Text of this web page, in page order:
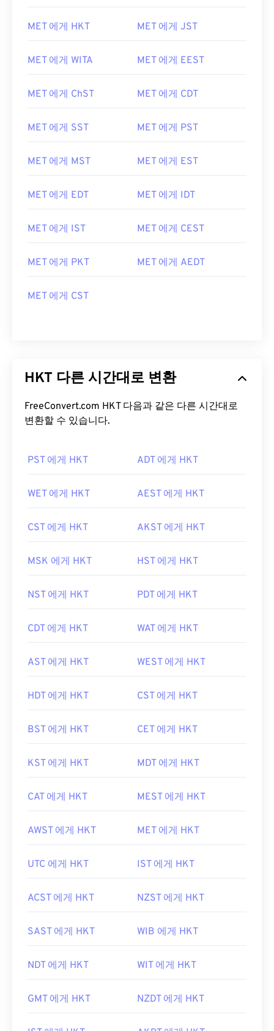
MET 에게 HKT MET 에게 JST
MET 에게 WITA MET 에게 EEST
MET 에게 ChST MET 에게 CDT
MET 에게 SST MET 에게 PST
MET 에게 MST MET 에게 EST
MET 에게 EDT MET 에게 IDT
MET 에게 IST MET 에게 CEST
MET 에게 PKT MET 에게 AEDT
MET 에게 CST
HKT 다른 시간대로 변환
FreeConvert.com HKT 다음과 같은 다른 시간대로
변환할 수 있습니다.
PST 에게 HKT ADT 에게 HKT
WET 에게 HKT AEST 에게 HKT
CST 에게 HKT AKST 에게 HKT
MSK 에게 HKT HST 에게 HKT
NST 에게 HKT PDT 에게 HKT
CDT 에게 HKT WAT 에게 HKT
AST 에게 HKT WEST 에게 HKT
HDT 에게 HKT CST 에게 HKT
BST 에게 HKT CET 에게 HKT
KST 에게 HKT MDT 에게 HKT
CAT 에게 HKT MEST 에게 HKT
AWST 에게 HKT MET 에게 HKT
UTC 에게 HKT IST 에게 HKT
ACST 에게 HKT NZST 에게 HKT
SAST 에게 HKT WIB 에게 HKT
NDT 에게 HKT WIT 에게 HKT
GMT 에게 HKT NZDT 에게 HKT